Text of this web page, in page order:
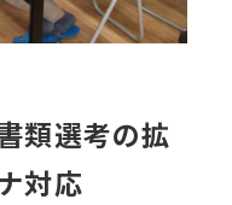
類選考の拡
対応